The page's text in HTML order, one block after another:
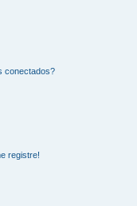
conectados?
registre!